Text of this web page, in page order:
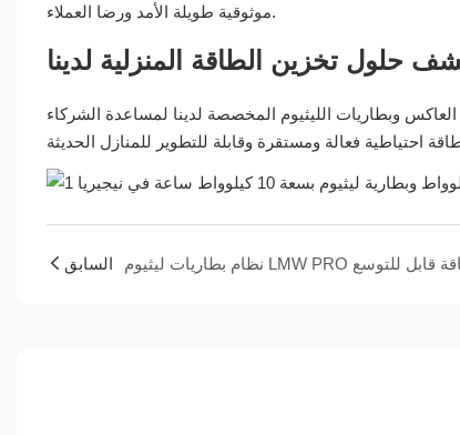
موثوقية طويلة الأمد ورضا العملاء.
حلول تخزين الطاقة المنزلية لدينا
وبطاريات الليثيوم المخصصة لدينا لمساعدة الشركاء
السابق